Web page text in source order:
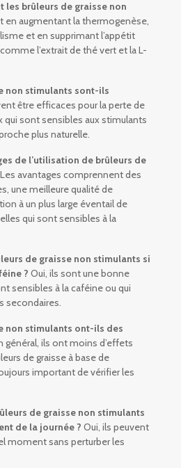
les brûleurs de graisse non
en augmentant la thermogenèse,
et en supprimant l’appétit
l’extrait de thé vert et la L-
non stimulants sont-ils
être efficaces pour la perte de
qui sont sensibles aux stimulants
plus naturelle.
de l’utilisation de brûleurs de
Les avantages comprennent des
une meilleure qualité de
à un plus large éventail de
qui sont sensibles à la
de graisse non stimulants si
? Oui, ils sont une bonne
sensibles à la caféine ou qui
secondaires.
non stimulants ont-ils des
général, ils ont moins d’effets
de graisse à base de
important de vérifier les
de graisse non stimulants
de la journée ? Oui, ils peuvent
moment sans perturber les